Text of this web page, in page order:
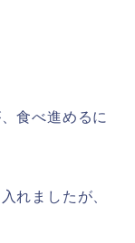
食べ進めるに
れましたが、